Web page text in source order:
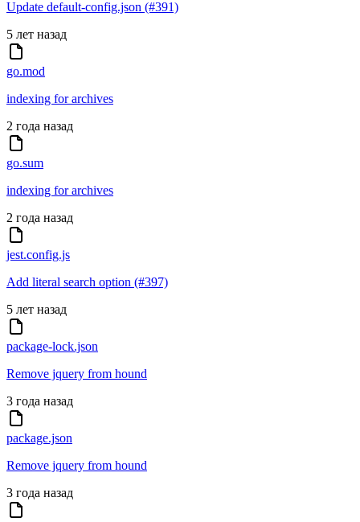
Update default-config.json (#391)
5 лет назад
go.mod
indexing for archives
2 года назад
go.sum
indexing for archives
2 года назад
jest.config.js
Add literal search option (#397)
5 лет назад
package-lock.json
Remove jquery from hound
3 года назад
package.json
Remove jquery from hound
3 года назад